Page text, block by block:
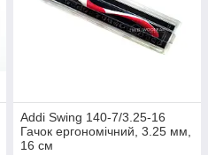
Addi Swing 140-7/3.25-16
Гачок ергономічний, 3.25 мм,
16 см